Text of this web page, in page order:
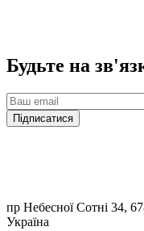
Будьте на
Підписатися
пр Небесної Сотні 34,
Україна